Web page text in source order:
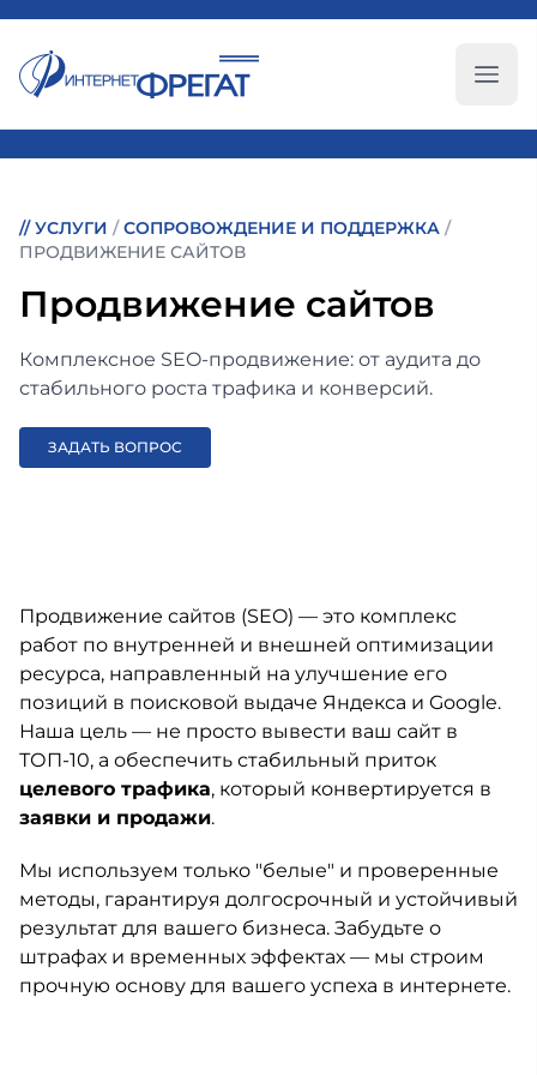
// УСЛУГИ / СОПРОВОЖДЕНИЕ И ПОДДЕРЖКА /
ПРОДВИЖЕНИЕ САЙТОВ
Продвижение сайтов
Комплексное SEO-продвижение: от аудита до
стабильного роста трафика и конверсий.
ЗАДАТЬ ВОПРОС
Продвижение сайтов (SEO) — это комплекс
работ по внутренней и внешней оптимизации
ресурса, направленный на улучшение его
позиций в поисковой выдаче Яндекса и Google.
Наша цель — не просто вывести ваш сайт в
ТОП-10, а обеспечить стабильный приток
целевого трафика, который конвертируется в
заявки и продажи.
Мы используем только "белые" и проверенные
методы, гарантируя долгосрочный и устойчивый
результат для вашего бизнеса. Забудьте о
штрафах и временных эффектах — мы строим
прочную основу для вашего успеха в интернете.